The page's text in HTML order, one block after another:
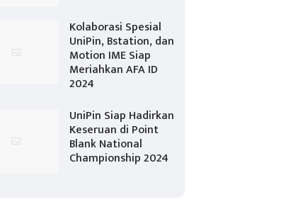
Kolaborasi Spesial
UniPin, Bstation, dan
Motion IME Siap
Meriahkan AFA ID
2024
UniPin Siap Hadirkan
Keseruan di Point
Blank National
Championship 2024